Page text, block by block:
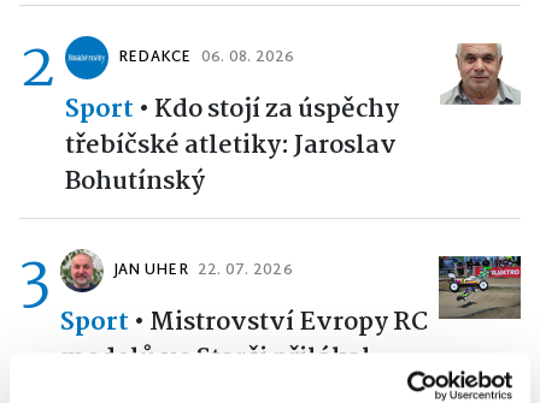
2 REDAKCE 06. 08. 2026
Sport • Kdo stojí za úspěchy
třebíčské atletiky: Jaroslav
Bohutínský
3 JAN UHER 22. 07. 2026
Sport • Mistrovství Evropy RC
modelů ve Starči přilákal